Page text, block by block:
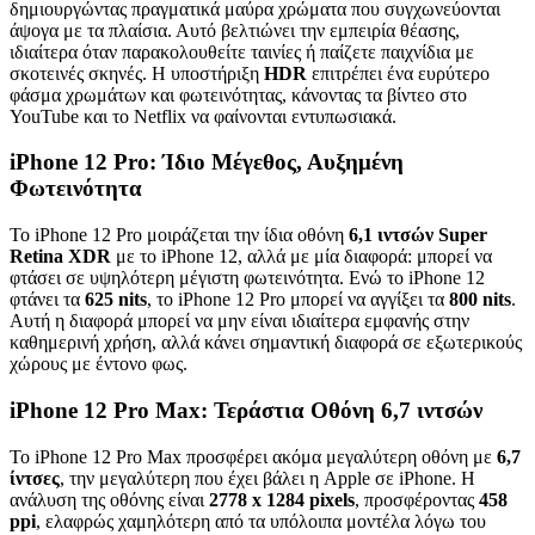
δημιουργώντας πραγματικά μαύρα χρώματα που συγχωνεύονται
άψογα με τα πλαίσια. Αυτό βελτιώνει την εμπειρία θέασης,
ιδιαίτερα όταν παρακολουθείτε ταινίες ή παίζετε παιχνίδια με
σκοτεινές σκηνές. Η υποστήριξη HDR επιτρέπει ένα ευρύτερο
φάσμα χρωμάτων και φωτεινότητας, κάνοντας τα βίντεο στο
YouTube και το Netflix να φαίνονται εντυπωσιακά.
iPhone 12 Pro: Ίδιο Μέγεθος, Αυξημένη
Φωτεινότητα
Το iPhone 12 Pro μοιράζεται την ίδια οθόνη 6,1 ιντσών Super
Retina XDR με το iPhone 12, αλλά με μία διαφορά: μπορεί να
φτάσει σε υψηλότερη μέγιστη φωτεινότητα. Ενώ το iPhone 12
φτάνει τα 625 nits, το iPhone 12 Pro μπορεί να αγγίξει τα 800 nits.
Αυτή η διαφορά μπορεί να μην είναι ιδιαίτερα εμφανής στην
καθημερινή χρήση, αλλά κάνει σημαντική διαφορά σε εξωτερικούς
χώρους με έντονο φως.
iPhone 12 Pro Max: Τεράστια Οθόνη 6,7 ιντσών
Το iPhone 12 Pro Max προσφέρει ακόμα μεγαλύτερη οθόνη με 6,7
ίντσες, την μεγαλύτερη που έχει βάλει η Apple σε iPhone. Η
ανάλυση της οθόνης είναι 2778 x 1284 pixels, προσφέροντας 458
ppi, ελαφρώς χαμηλότερη από τα υπόλοιπα μοντέλα λόγω του